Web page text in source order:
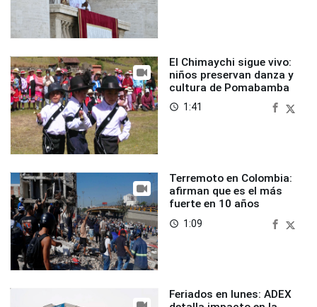
El Chimaychi sigue vivo:
niños preservan danza y
cultura de Pomabamba
access_time 1:41
Terremoto en Colombia:
afirman que es el más
fuerte en 10 años
access_time 1:09
Feriados en lunes: ADEX